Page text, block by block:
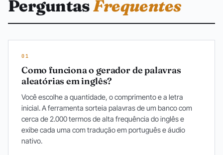
PerguntasFrequentes
01
Como funciona o gerador de palavras
aleatórias em inglês?
Você escolhe a quantidade, o comprimento e a letra
inicial. A ferramenta sorteia palavras de um banco com
cerca de 2.000 termos de alta frequência do inglês e
exibe cada uma com tradução em português e áudio
nativo.